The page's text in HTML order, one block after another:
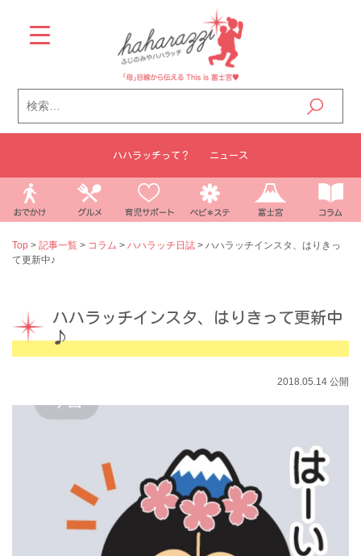
content
ハハラッチって？ ニュース
索:
Top > 記事一覧 > コラム > ハハラッチ日誌 > ハハラッチインスタ、はりきっ
て更新中♪
ハハラッチインスタ、はりきって更新中
♪
2018.05.14 公開